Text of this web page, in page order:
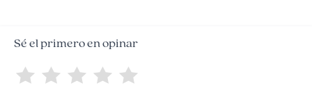
Sé el primero en opinar